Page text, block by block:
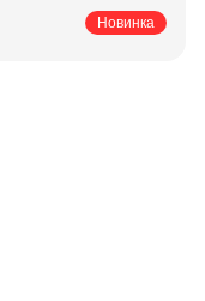
Новинка